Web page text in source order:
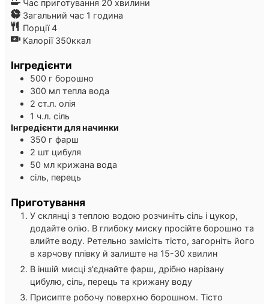
Час приготування 20 хвилини
Загальний час 1 година
година
Порції4
Калорії 350ккал
Інгредієнти
500 г борошно
300 мл тепла вода
2 ст.л. олія
1 ч.л. сіль
Інгредієнти для начинки
350 г фарш
2 шт цибуля
50 мл крижана вода
сіль, перець
Приготування
У склянці з теплою водою розчиніть сіль і цукор,
додайте олію. В глибоку миску просійте борошно та
влийте воду. Ретельно замісіть тісто, загорніть його
в харчову плівку й залиште на 15-30 хвилин
В іншій мисці з'єднайте фарш, дрібно нарізану
цибулю, сіль, перець та крижану воду
Присипте робочу поверхню борошном. Тісто